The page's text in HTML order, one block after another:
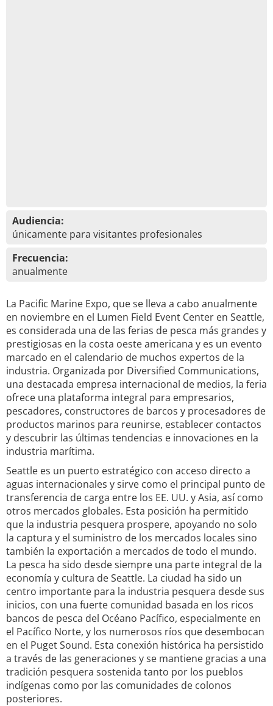
Audiencia:
únicamente para visitantes profesionales
Frecuencia:
anualmente
La Pacific Marine Expo, que se lleva a cabo anualmente
en noviembre en el Lumen Field Event Center en Seattle,
es considerada una de las ferias de pesca más grandes y
prestigiosas en la costa oeste americana y es un evento
marcado en el calendario de muchos expertos de la
industria. Organizada por Diversified Communications,
una destacada empresa internacional de medios, la feria
ofrece una plataforma integral para empresarios,
pescadores, constructores de barcos y procesadores de
productos marinos para reunirse, establecer contactos
y descubrir las últimas tendencias e innovaciones en la
industria marítima.
Seattle es un puerto estratégico con acceso directo a
aguas internacionales y sirve como el principal punto de
transferencia de carga entre los EE. UU. y Asia, así como
otros mercados globales. Esta posición ha permitido
que la industria pesquera prospere, apoyando no solo
la captura y el suministro de los mercados locales sino
también la exportación a mercados de todo el mundo.
La pesca ha sido desde siempre una parte integral de la
economía y cultura de Seattle. La ciudad ha sido un
centro importante para la industria pesquera desde sus
inicios, con una fuerte comunidad basada en los ricos
bancos de pesca del Océano Pacífico, especialmente en
el Pacífico Norte, y los numerosos ríos que desembocan
en el Puget Sound. Esta conexión histórica ha persistido
a través de las generaciones y se mantiene gracias a una
tradición pesquera sostenida tanto por los pueblos
indígenas como por las comunidades de colonos
posteriores.